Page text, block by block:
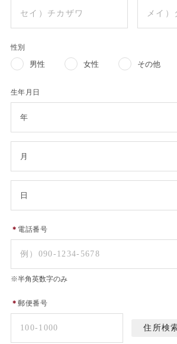
性別
男性 女性 その他
生年月日
＊ 電話番号
※半角英数字のみ
＊郵便番号